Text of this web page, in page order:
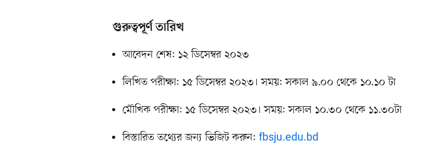
গুরুত্বপূর্ণ তারিখ
আবেদন শেষ: ১২ ডিসেম্বর ২০২৩
লিখিত পরীক্ষা: ১৫ ডিসেম্বর ২০২৩। সময়: সকাল ৯.০০ থেকে ১০.১০ টা
মৌখিক পরীক্ষা: ১৫ ডিসেম্বর ২০২৩। সময়: সকাল ১০.৩০ থেকে ১১.৩০টা
বিস্তারিত তথ্যের জন্য ভিজিট করুন: fbsju.edu.bd